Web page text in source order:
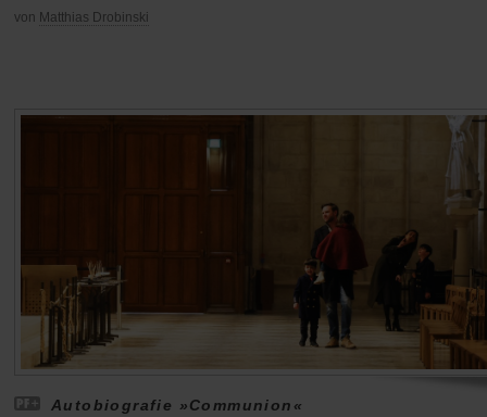
von Matthias Drobinski
Autobiografie »Communion«